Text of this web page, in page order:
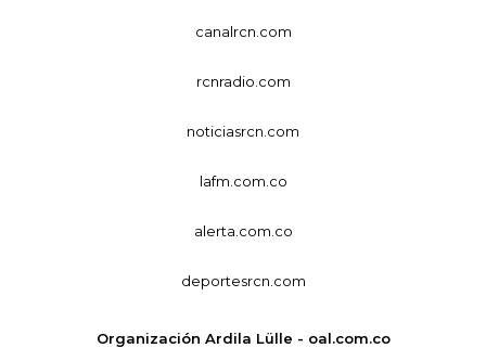
canalrcn.com
rcnradio.com
noticiasrcn.com
lafm.com.co
alerta.com.co
deportesrcn.com
Organización Ardila Lülle - oal.com.co